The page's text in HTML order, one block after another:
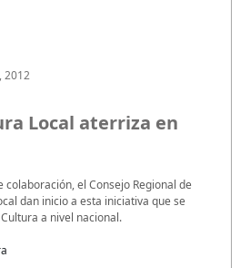
2012
Local aterriza en
el Consejo Regional de
dan inicio a esta iniciativa que se
a nivel nacional.